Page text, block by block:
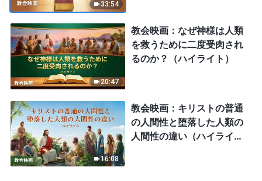
33:54
20:47
教会映画：なぜ神様は人類
を救うために二度受肉され
るのか？（ハイライト）
16:08
教会映画：キリストの普通
の人間性と堕落した人類の
人間性の違い（ハイライ